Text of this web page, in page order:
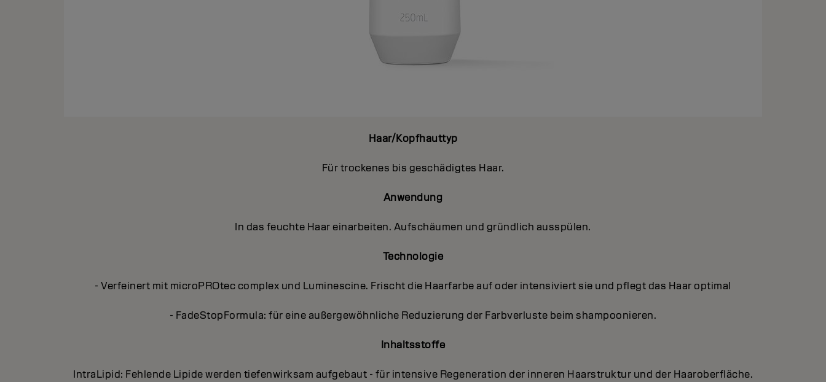
Haar/Kopfhauttyp
Für trockenes bis geschädigtes Haar.
Anwendung
In das feuchte Haar einarbeiten. Aufschäumen und gründlich ausspülen.
Technologie
- Verfeinert mit microPROtec complex und Luminescine. Frischt die Haarfarbe auf oder intensiviert sie und pflegt das Haar optimal
- FadeStopFormula: für eine außergewöhnliche Reduzierung der Farbverluste beim shampoonieren.
Inhaltsstoffe
IntraLipid: Fehlende Lipide werden tiefenwirksam aufgebaut - für intensive Regeneration der inneren Haarstruktur und der Haaroberfläche.